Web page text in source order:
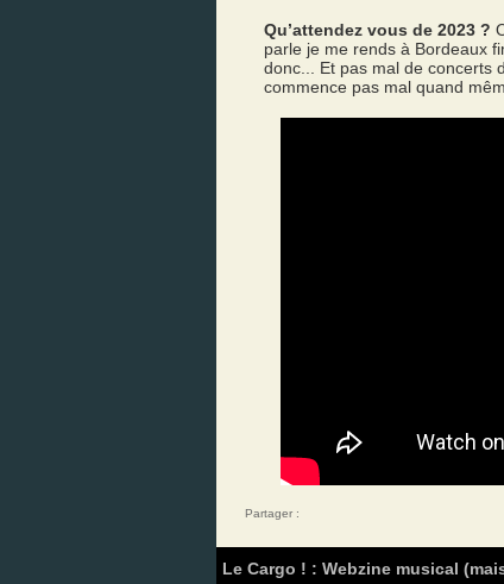
Qu’attendez vous de 2023 ?
parle je me rends à Bordeaux
donc... Et pas mal de concerts
commence pas mal quand
Partager :
Le Cargo ! : Webzine musical